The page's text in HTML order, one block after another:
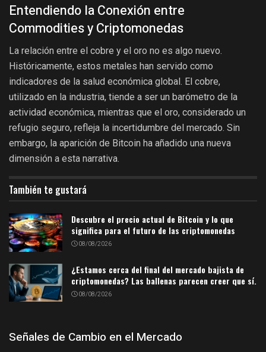
Entendiendo la Conexión entre
Commodities y Criptomonedas
La relación entre el cobre y el oro no es algo nuevo.
Históricamente, estos metales han servido como
indicadores de la salud económica global. El cobre,
utilizado en la industria, tiende a ser un barómetro de la
actividad económica, mientras que el oro, considerado un
refugio seguro, refleja la incertidumbre del mercado. Sin
embargo, la aparición de Bitcoin ha añadido una nueva
dimensión a esta narrativa.
También te gustará
Descubre el precio actual de Bitcoin y lo que
significa para el futuro de las criptomonedas
08/08/2026
¿Estamos cerca del final del mercado bajista de
criptomonedas? Las ballenas parecen creer que sí.
08/08/2026
Señales de Cambio en el Mercado